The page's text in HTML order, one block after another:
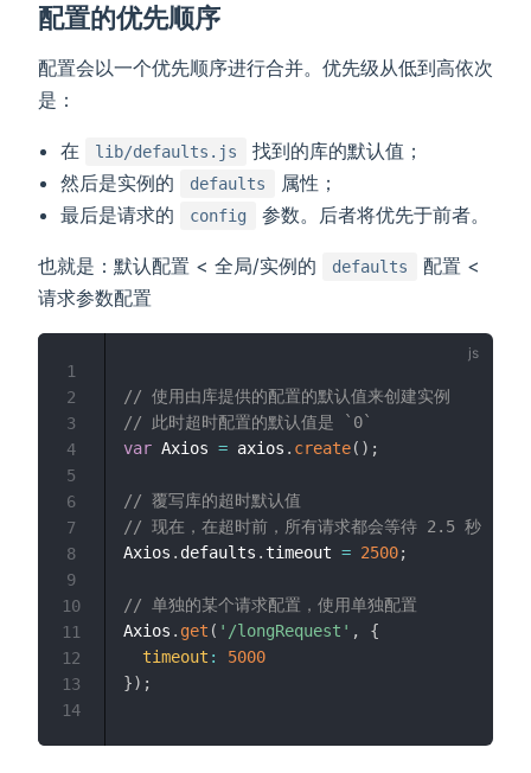
配置的优先顺序
配置会以一个优先顺序进行合并。优先级从低到高依次
是：
在 lib/defaults.js
找到的库的默认值；
然后是实例的
defaults
属性；
最后是请求的
config 参数。后者将优先于前者。
也就是：默认配置 < 全局/实例的 defaults
配置 <
请求参数配置
// 使用由库提供的配置的默认值来创建实例
// 此时超时配置的默认值是 `0`
var Axios = axios . create( ) ;
// 覆写库的超时默认值
// 现在，在超时前，所有请求都会等待 2.5 秒
Axios . defaults . timeout = 2500;
// 单独的某个请求配置，使用单独配置
Axios . get ( '/longRequest' ,
{
timeout :
5000
}) ;
1
2
3
4
5
6
7
8
9
10
11
12
13
14